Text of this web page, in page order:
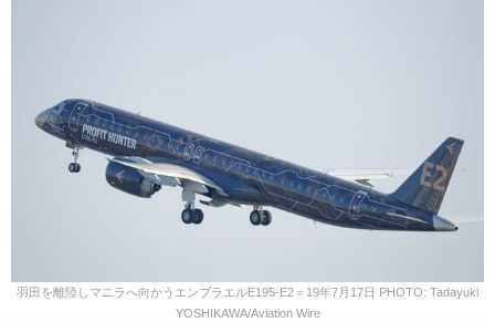
羽田を離陸しマニラへ向かうエンブラエルE195-E2＝19年7月17日 PHOTO: Tadayuki
YOSHIKAWA/Aviation Wire